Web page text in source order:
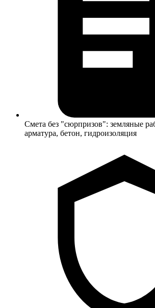
Смета без "сюрпризов": земляные
арматура, бетон, гидроизоляция